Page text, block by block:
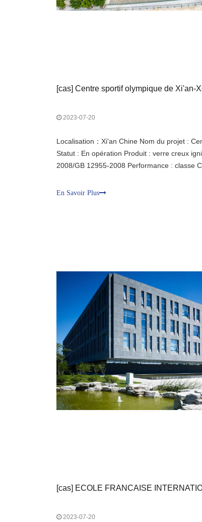
[cas] Centre sportif olympique de Xi'an-
2023-07-20
Localisation：Xi'an Chine Nom du projet :
Statut : En opération Produit : verre creux
2008/GB 12955-2008 Performance : classe
comparables aux profilés en alliage
En Savoir Plus
[cas] ECOLE FRANCAISE
2023-07-20